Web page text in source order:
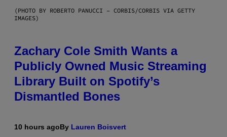
(PHOTO BY ROBERTO PANUCCI – CORBIS/CORBIS VIA GETTY
IMAGES)
Zachary Cole Smith Wants a
Publicly Owned Music Streaming
Library Built on Spotify’s
Dismantled Bones
10 hours agoBy Lauren Boisvert